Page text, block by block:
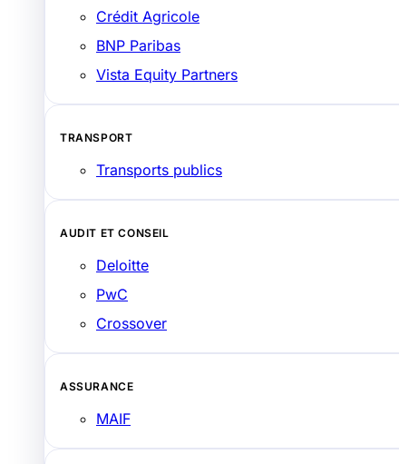
Crédit Agricole
BNP Paribas
Vista Equity Partners
TRANSPORT
Transports publics
AUDIT ET CONSEIL
Deloitte
PwC
Crossover
ASSURANCE
MAIF